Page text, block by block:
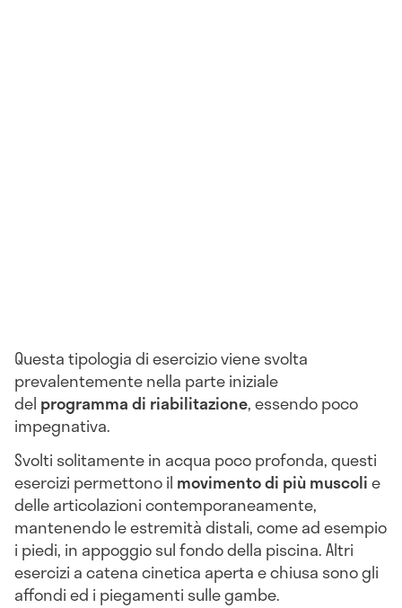
Questa tipologia di esercizio viene svolta
prevalentemente nella parte iniziale
del programma di riabilitazione, essendo poco
impegnativa.
Svolti solitamente in acqua poco profonda, questi
esercizi permettono il movimento di più muscolie
delle articolazioni contemporaneamente,
mantenendo le estremità distali, come ad esempio
i piedi, in appoggio sul fondo della piscina. Altri
esercizi a catena cinetica aperta e chiusa sono gli
affondi ed i piegamenti sulle gambe.